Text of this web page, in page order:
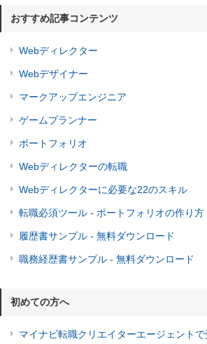
おすすめ記事コンテンツ
Webディレクター
Webデザイナー
マークアップエンジニア
ゲームプランナー
ポートフォリオ
Webディレクターの転職
Webディレクターに必要な22のスキル
転職必須ツール - ポートフォリオの作り方
履歴書サンプル - 無料ダウンロード
職務経歴書サンプル - 無料ダウンロード
初めての方へ
マイナビ転職クリエイターエージェント